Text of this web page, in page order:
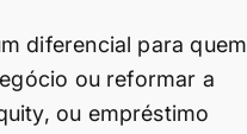
diferencial para quem
ou reformar a
ou empréstimo